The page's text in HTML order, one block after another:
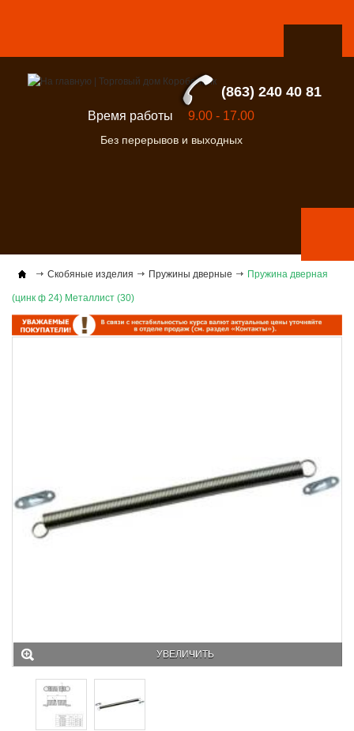
(863) 240 40 81
Время работы 9.00 - 17.00
Без перерывов и выходных
Скобяные изделия Пружины дверные Пружина дверная
(цинк ф 24) Металлист (30)
УВЕЛИЧИТЬ